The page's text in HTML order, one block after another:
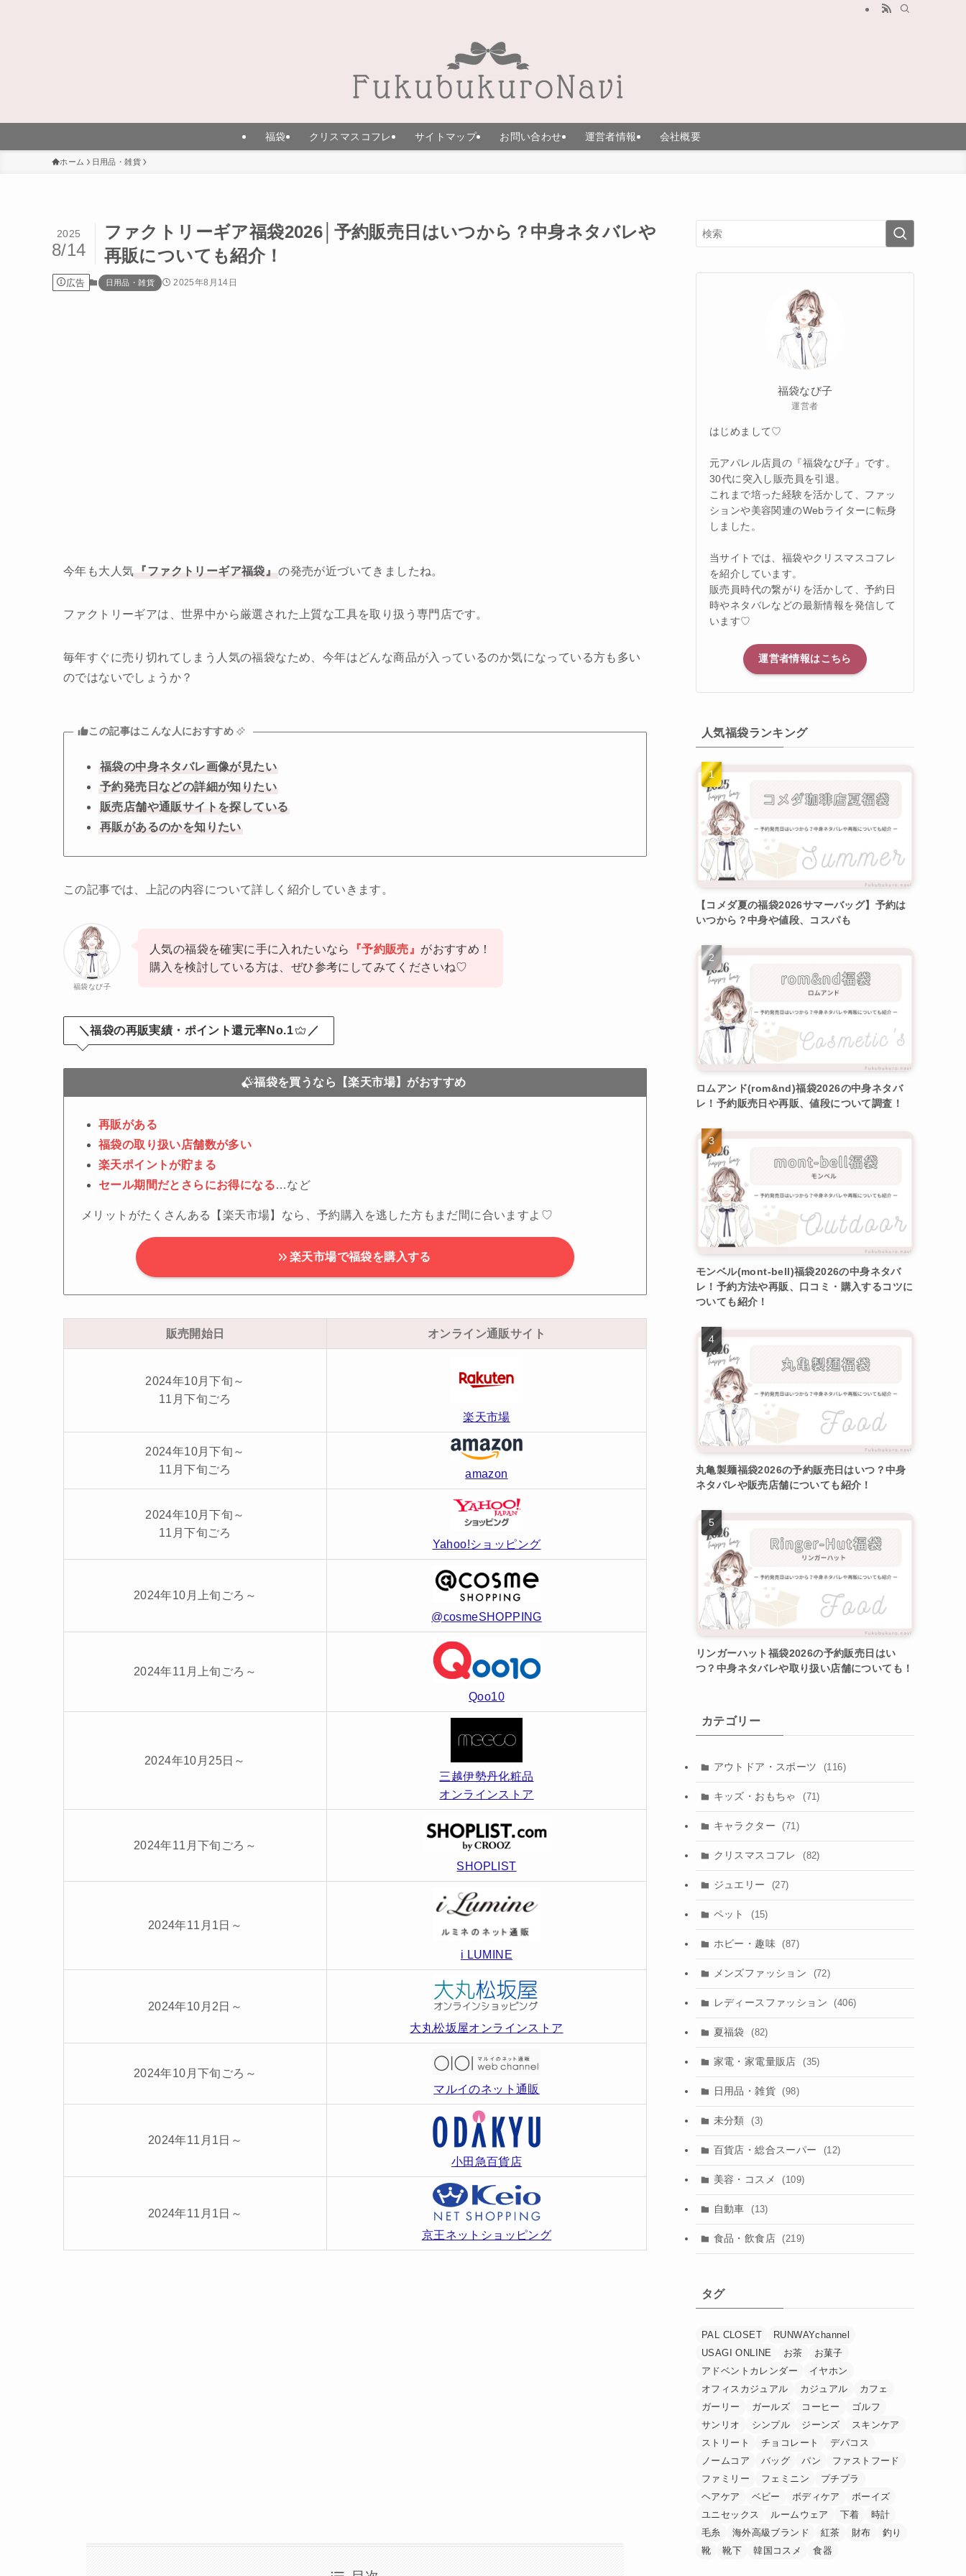
福袋 クリスマスコフレ サイトマップ お問い合わせ 運営者情報 会社概要
ホーム 日用品・雑貨
ファクトリーギア福袋2026│予約販売日はいつから？中身ネタバレや
再販についても紹介！
2025
8/14
広告 日用品・雑貨 2025年8月14日
今年も大人気 『ファクトリーギア福袋』 の発売が近づいてきましたね。
ファクトリーギアは、世界中から厳選された上質な工具を取り扱う専門店です。
毎年すぐに売り切れてしまう人気の福袋なため、今年はどんな商品が入っているのか気になっている方も多い
のではないでしょうか？
この記事はこんな人におすすめ
福袋の中身ネタバレ画像が見たい
予約発売日などの詳細が知りたい
販売店舗や通販サイトを探している
再販があるのかを知りたい
この記事では、上記の内容について詳しく紹介していきます。
福袋なび子
人気の福袋を確実に手に入れたいなら 『予約販売』 がおすすめ！
購入を検討している方は、ぜひ参考にしてみてくださいね♡
＼福袋の再販実績・ポイント還元率No.1 ／
福袋を買うなら【楽天市場】がおすすめ
再販がある
福袋の取り扱い店舗数が多い
楽天ポイントが貯まる
セール期間だとさらにお得になる…など
メリットがたくさんある【楽天市場】なら、予約購入を逃した方もまだ間に合いますよ♡
楽天市場で福袋を購入する
販売開始日 オンライン通販サイト
2024年10月下旬～
11月下旬ごろ
楽天市場
2024年10月下旬～
11月下旬ごろ
amazon
2024年10月下旬～
11月下旬ごろ
Yahoo!ショッピング
2024年10月上旬ごろ～
@cosmeSHOPPING
2024年11月上旬ごろ～
Qoo10
2024年10月25日～
三越伊勢丹化粧品
オンラインストア
2024年11月下旬ごろ～
SHOPLIST
2024年11月1日～
i LUMINE
2024年10月2日～
大丸松坂屋オンラインストア
2024年10月下旬ごろ～
マルイのネット通販
2024年11月1日～
小田急百貨店
2024年11月1日～
京王ネットショッピング
福袋なび子
運営者
はじめまして♡
元アパレル店員の『福袋なび子』です。
30代に突入し販売員を引退。
これまで培った経験を活かして、ファッ
ションや美容関連のWebライターに転身
しました。
当サイトでは、福袋やクリスマスコフレ
を紹介しています。
販売員時代の繋がりを活かして、予約日
時やネタバレなどの最新情報を発信して
います♡
運営者情報はこちら
人気福袋ランキング
【コメダ夏の福袋2026サマーバッグ】予約は
いつから？中身や値段、コスパも
ロムアンド(rom&nd)福袋2026の中身ネタバ
レ！予約販売日や再販、値段について調査！
モンベル(mont-bell)福袋2026の中身ネタバ
レ！予約方法や再販、口コミ・購入するコツに
ついても紹介！
丸亀製麺福袋2026の予約販売日はいつ？中身
ネタバレや販売店舗についても紹介！
リンガーハット福袋2026の予約販売日はい
つ？中身ネタバレや取り扱い店舗についても！
カテゴリー
アウトドア・スポーツ (116)
キッズ・おもちゃ (71)
キャラクター (71)
クリスマスコフレ (82)
ジュエリー (27)
ペット (15)
ホビー・趣味 (87)
メンズファッション (72)
レディースファッション (406)
夏福袋 (82)
家電・家電量販店 (35)
日用品・雑貨 (98)
未分類 (3)
百貨店・総合スーパー (12)
美容・コスメ (109)
自動車 (13)
食品・飲食店 (219)
タグ
PAL CLOSET
RUNWAYchannel
USAGI ONLINE
お茶
お菓子
アドベントカレンダー
イヤホン
オフィスカジュアル
カジュアル
カフェ
ガーリー
ガールズ コーヒー
ゴルフ
サンリオ
シンプル ジーンズ
スキンケア
ストリート
チョコレート
デパコス
ノームコア
バッグ パン
ファストフード
ファミリー
フェミニン
プチプラ
ヘアケア
ベビー ボディケア
ボーイズ
ユニセックス
ルームウェア 下着
時計
毛糸
海外高級ブランド 紅茶 財布
釣り
靴
靴下 韓国コスメ 食器